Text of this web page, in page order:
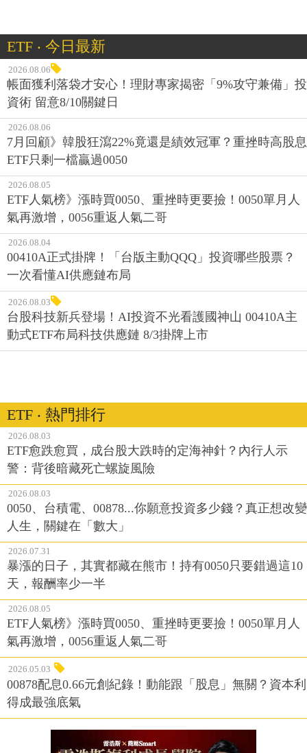
ETF ‧ 今日最新
2026.08.06
帳面獲利落袋才安心！理財專家揭密「9%攻守兼備」投
資術 留意8/10關鍵日
2026.08.06
7月回顧》韓股狂瀉22%竟還是績效冠軍？重挫時高股息
ETF只剩一檔贏過0050
2026.08.05
ETF人氣榜》漲時買0050、重挫時更要撿！0050單月人
氣再激增，0056重返人氣二哥
2026.08.04
00410A正式掛牌！「台版主動QQQ」投資哪些股票？
一次看懂AI供應鏈布局
2026.08.03
台股科技新兵登場！AI投資不光看護國神山 00410A主
動式ETF布局科技供應鏈 8/3掛牌上市
ETF ‧ 熱門排行
2026.08.03
ETF愈跌愈買，成台股大跌時的定海神針？內行人示
警：背後暗藏死亡螺旋風險
2026.08.03
0050、台積電、00878...你願意投資多少錢？真正想改變
人生，關鍵在「數大」
2026.07.31
暴漲的日子，其實都藏在熊市！持有0050只要錯過這10
天，報酬率少一半
2026.08.05
ETF人氣榜》漲時買0050、重挫時更要撿！0050單月人
氣再激增，0056重返人氣二哥
2026.05.03
00878配息0.66元創紀錄！動能跟「股息」無關？資本利
得成最強底氣